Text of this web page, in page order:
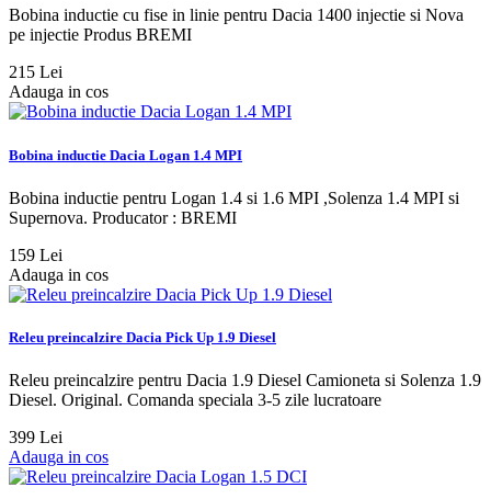
Bobina inductie cu fise in linie pentru Dacia 1400 injectie si Nova
pe injectie Produs BREMI
215 Lei
Adauga in cos
Bobina inductie Dacia Logan 1.4 MPI
Bobina inductie pentru Logan 1.4 si 1.6 MPI ,Solenza 1.4 MPI si
Supernova. Producator : BREMI
159 Lei
Adauga in cos
Releu preincalzire Dacia Pick Up 1.9 Diesel
Releu preincalzire pentru Dacia 1.9 Diesel Camioneta si Solenza 1.9
Diesel. Original. Comanda speciala 3-5 zile lucratoare
399 Lei
Adauga in cos